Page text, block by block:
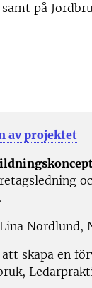
på
av projektet
Nordlund,
skapa en